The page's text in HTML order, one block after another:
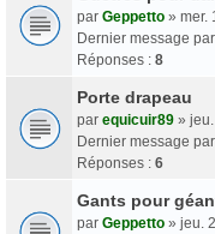
par Geppetto » mer.
Dernier message par
Réponses : 8
Porte drapeau
par equicuir89 »
Dernier message par
Réponses : 6
Gants pour
par Geppetto » jeu.